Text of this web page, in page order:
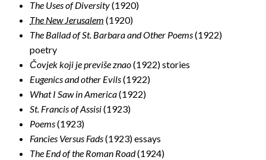
The Uses of Diversity(1920)
The New Jerusalem (1920)
The Ballad of St. Barbara and Other Poems(1922)
poetry
Čovjek koji je previše znao(1922) stories
Eugenics and other Evils(1922)
What I Saw in America(1922)
St. Francis of Assisi(1923)
Poems(1923)
Fancies Versus Fads(1923) essays
The End of the Roman Road(1924)